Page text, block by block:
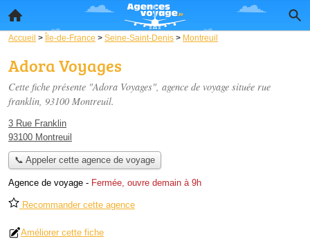
Accueil > Île-de-France > Seine-Saint-Denis > Montreuil
Adora Voyages
Cette fiche présente "Adora Voyages", agence de voyage située rue
franklin, 93100 Montreuil.
3 Rue Franklin
93100 Montreuil
📞 Appeler cette agence de voyage
Agence de voyage - Fermée, ouvre demain à 9h
Recommander cette agence
Améliorer cette fiche